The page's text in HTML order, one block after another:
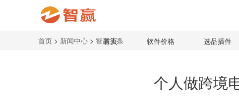
首页 软件价格 选品插件
首页 > 新闻中心 > 智赢头条
个人做跨境